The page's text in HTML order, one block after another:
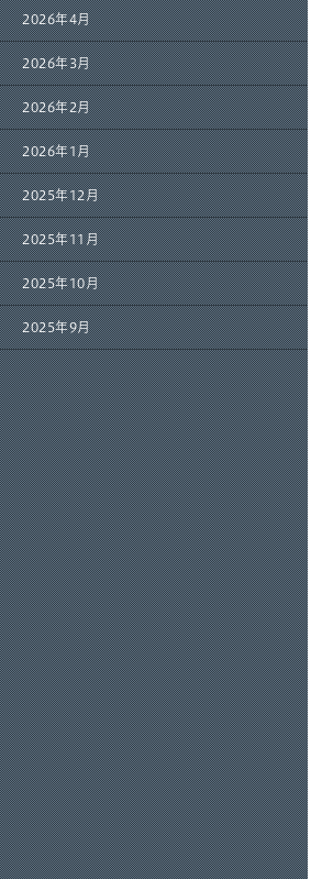
2026年4月
2026年3月
2026年2月
2026年1月
2025年12月
2025年11月
2025年10月
2025年9月